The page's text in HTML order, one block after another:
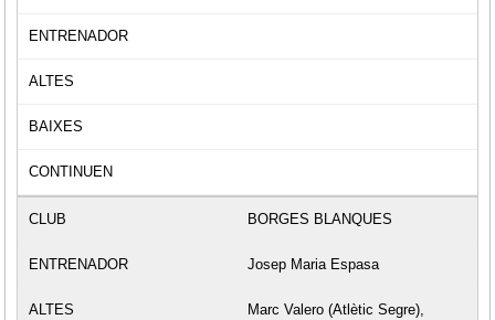
BORGES BLANQUES
Josep Maria Espasa
Marc Valero (Atlètic Segre),